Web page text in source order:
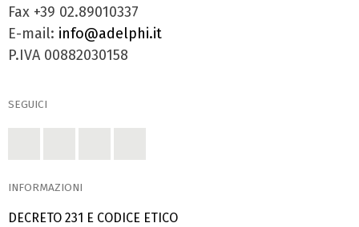
Fax +39 02.89010337
E-mail: info@adelphi.it
P.IVA 00882030158
SEGUICI
INFORMAZIONI
DECRETO 231 E CODICE ETICO